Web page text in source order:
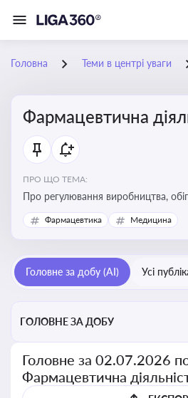
Головна Теми в центрі уваги
Фармацевтична
ПРО ЩО ТЕМА:
Про регулювання виробництва,
лікарських засобів для легальної
аптек, з дотриманням стандартів
Фармацевтика Медицина
Головне за добу (AI) Усі
ГОЛОВНЕ ЗА ДОБУ
Головне за 02.07.2026
Фармацевтична